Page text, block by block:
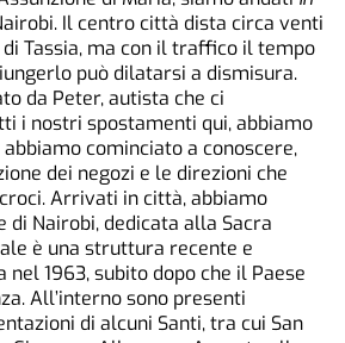
Il centro città dista circa venti
Tassia, ma con il traffico il tempo
può dilatarsi a dismisura.
da Peter, autista che ci
i nostri spostamenti qui, abbiamo
cominciato a conoscere,
dei negozi e le direzioni che
Arrivati in città, abbiamo
Nairobi, dedicata alla Sacra
è una struttura recente e
nel 1963, subito dopo che il Paese
All’interno sono presenti
di alcuni Santi, tra cui San